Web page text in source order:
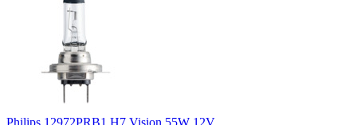
Philips 12972PRB1 H7 Vision 55W 12V